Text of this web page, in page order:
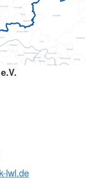
lwl.de